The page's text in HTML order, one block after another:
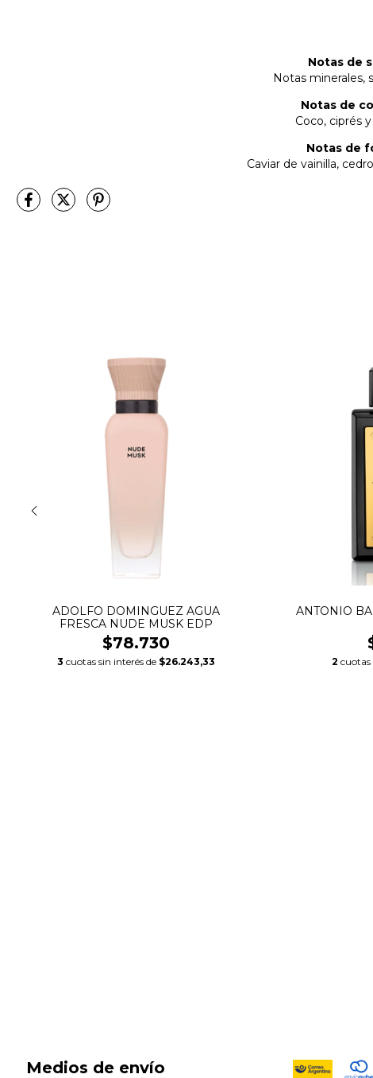
Notas de
Notas minerales,
Notas de
Coco, ciprés
Notas de
Caviar de vainilla,
ADOLFO DOMINGUEZ AGUA
FRESCA NUDE MUSK EDP
$78.730
3 cuotas sin interés de $26.243,33
ANTONIO
2 cuotas
Medios de envío